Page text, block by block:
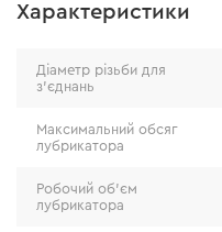
Характеристики
Діаметр різьби для
з'єднань
Максимальний обсяг
лубрикатора
Робочий об'єм
лубрикатора